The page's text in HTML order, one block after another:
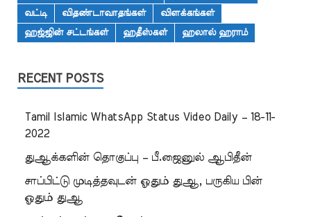
வட்டி
விதண்டாவாதங்கள்
விளக்கங்கள்
ஹஜ்ஜின் சட்டங்கள்
ஹதீஸ்கள் ஹலால் ஹராம்
RECENT POSTS
Tamil Islamic WhatsApp Status Video Daily – 18-11-
2022
துஆக்களின் தொகுப்பு – பீ.ஜைனுல் ஆபிதீன்
சாப்பிட்டு முடித்தவுடன் ஓதும் துஆ, பருகிய பின்
ஓதும் துஆ